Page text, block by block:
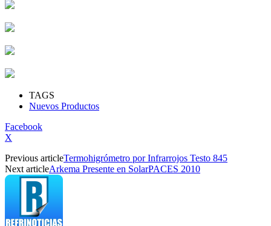
TAGS
Nuevos Productos
Facebook
X
Previous articleTermohigrómetro por Infrarrojos Testo 845
Next articleArkema Presente en SolarPACES 2010